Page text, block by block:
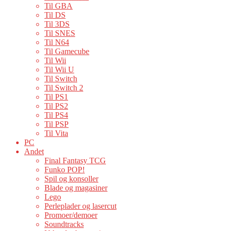
Til GBA
Til DS
Til 3DS
Til SNES
Til N64
Til Gamecube
Til Wii
Til Wii U
Til Switch
Til Switch 2
Til PS1
Til PS2
Til PS4
Til PSP
Til Vita
PC
Andet
Final Fantasy TCG
Funko POP!
Spil og konsoller
Blade og magasiner
Lego
Perleplader og lasercut
Promoer/demoer
Soundtracks